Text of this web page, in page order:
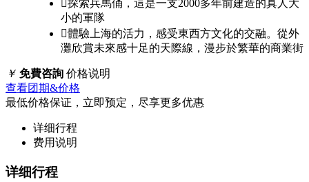
探索兵馬俑，這是一支2000多年前建造的真人大
小的軍隊
體驗上海的活力，感受東西方文化的交融。從外
灘欣賞未來感十足的天際線，漫步於繁華的商業街
￥ 免費咨詢 价格说明
查看团期&价格
最低价格保证，立即预定，尽享更多优惠
详细行程
费用说明
详细行程